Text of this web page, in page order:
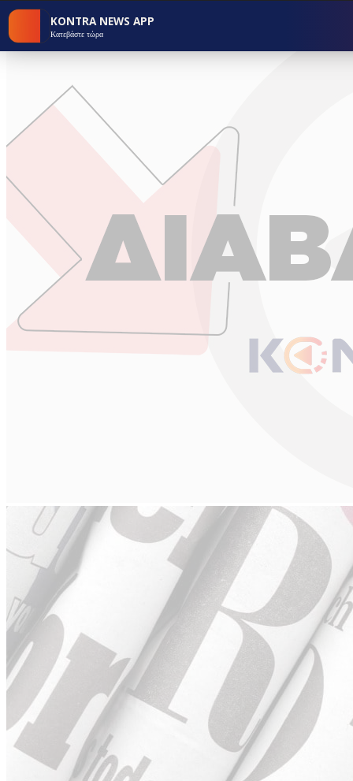
KONTRA NEWS APP
Κατεβάστε τώρα